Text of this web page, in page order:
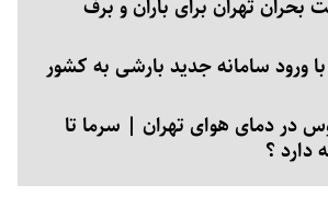
بحران تهران برای باران و برف
با ورود سامانه جدید بارشی به کشور
دمای هوای تهران | سرما تا
دارد ؟